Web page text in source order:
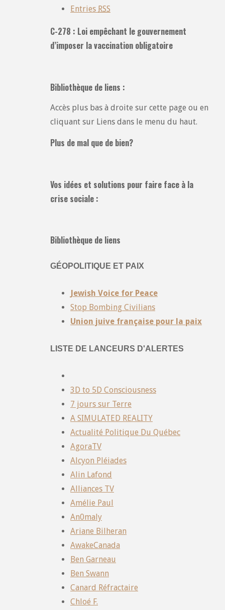
Entries RSS
C-278 : Loi empêchant le gouvernement
d’imposer la vaccination obligatoire
Bibliothèque de liens :
Accès plus bas à droite sur cette page ou en
cliquant sur Liens dans le menu du haut.
Plus de mal que de bien?
Vos idées et solutions pour faire face à la
crise sociale :
Bibliothèque de liens
GÉOPOLITIQUE ET PAIX
Jewish Voice for Peace
Stop Bombing Civilians
Union juive française pour la paix
LISTE DE LANCEURS D'ALERTES
3D to 5D Consciousness
7 jours sur Terre
A SIMULATED REALITY
Actualité Politique Du Québec
AgoraTV
Alcyon Pléiades
Alin Lafond
Alliances TV
Amélie Paul
An0maly
Ariane Bilheran
AwakeCanada
Ben Garneau
Ben Swann
Canard Réfractaire
Chloé F.